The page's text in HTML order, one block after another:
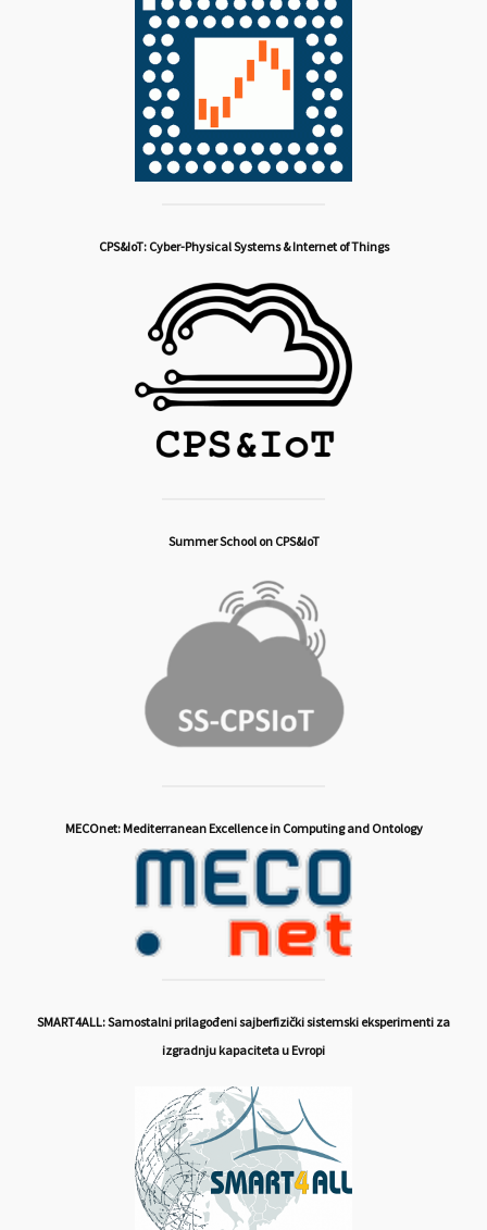
CPS&IoT: Cyber-Physical Systems & Internet of Things
Summer School on CPS&IoT
MECOnet: Mediterranean Excellence in Computing and Ontology
SMART4ALL: Samostalni prilagođeni sajberfizički sistemski eksperimenti za
izgradnju kapaciteta u Evropi